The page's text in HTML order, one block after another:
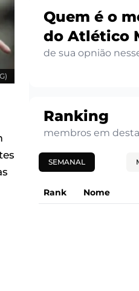
Quem é o
do Atlético
de sua opnião nesse
Ranking
membros em
SEMANAL
Rank Nome